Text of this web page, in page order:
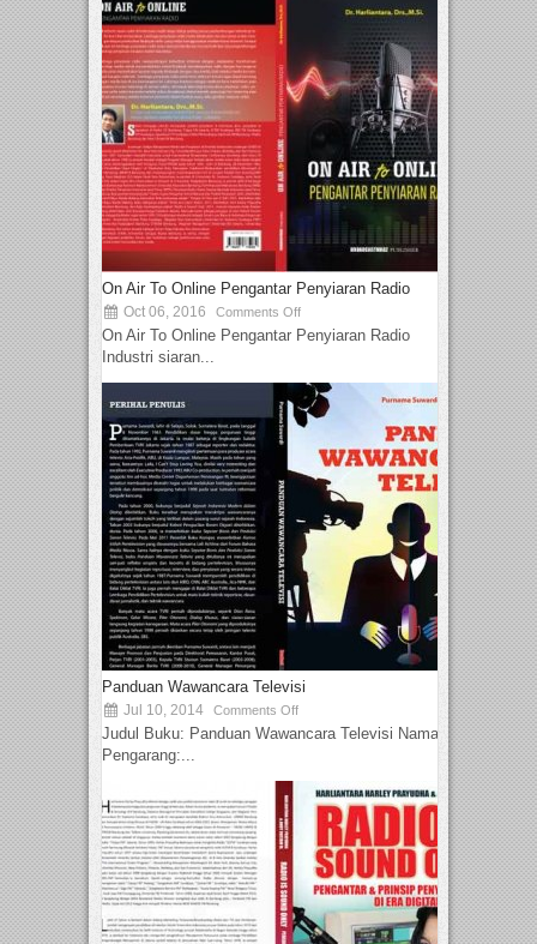
On Air To Online Pengantar Penyiaran Radio
Oct 06, 2016 Comments Off
On Air To Online Pengantar Penyiaran Radio
Industri siaran...
Panduan Wawancara Televisi
Jul 10, 2014 Comments Off
Judul Buku: Panduan Wawancara Televisi Nama
Pengarang:...